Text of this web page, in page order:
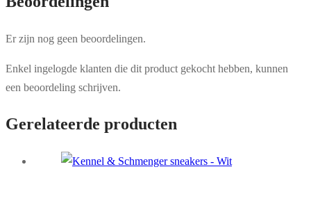
Er zijn nog geen beoordelingen.
Enkel ingelogde klanten die dit product gekocht hebben, kunnen
een beoordeling schrijven.
Gerelateerde producten